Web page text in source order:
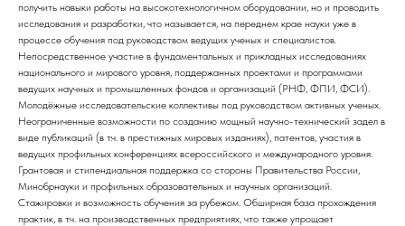
получить навыки работы на высокотехнологичном оборудовании, но и проводить
исследования и разработки, что называется, на переднем крае науки уже в
процессе обучения под руководством ведущих ученых и специалистов.
Непосредственное участие в фундаментальных и прикладных исследованиях
национального и мирового уровня, поддержанных проектами и программами
ведущих научных и промышленных фондов и организаций (РНФ, ФПИ, ФСИ).
Молодёжные исследовательские коллективы под руководством активных ученых.
Неограниченные возможности по созданию мощный научно-технический задел в
виде публикаций (в т.ч. в престижных мировых изданиях), патентов, участия в
ведущих профильных конференциях всероссийского и международного уровня.
Грантовая и стипендиальная поддержка со стороны Правительства России,
Минобрнауки и профильных образовательных и научных организаций.
Стажировки и возможность обучения за рубежом. Обширная база прохождения
практик, в т.ч. на производственных предприятиях, что также упрощает